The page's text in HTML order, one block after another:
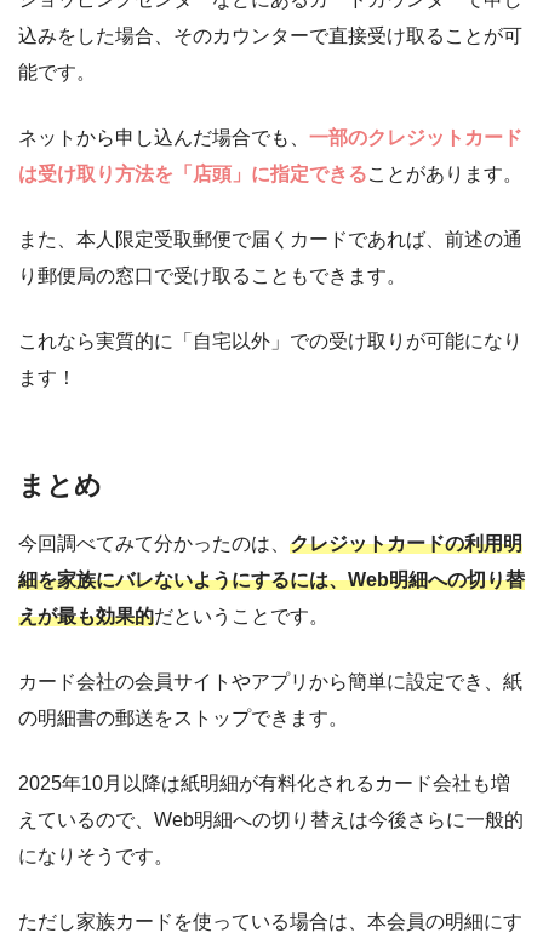
込みをした場合、そのカウンターで直接受け取ることが可
能です。
ネットから申し込んだ場合でも、 一部のクレジットカード
は受け取り方法を「店頭」に指定できることがあります。
また、本人限定受取郵便で届くカードであれば、前述の通
り郵便局の窓口で受け取ることもできます。
これなら実質的に「自宅以外」での受け取りが可能になり
ます！
まとめ
今回調べてみて分かったのは、 クレジットカードの利用明
細を家族にバレないようにするには、Web明細への切り替
えが最も効果的だということです。
カード会社の会員サイトやアプリから簡単に設定でき、紙
の明細書の郵送をストップできます。
2025年10月以降は紙明細が有料化されるカード会社も増
えているので、Web明細への切り替えは今後さらに一般的
になりそうです。
ただし家族カードを使っている場合は、本会員の明細にす